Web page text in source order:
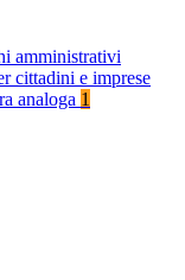
amministrativi
cittadini e imprese
analoga 1